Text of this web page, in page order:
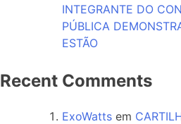
INTEGRANTE DO
PÚBLICA
ESTÃO
Recent Comments
ExoWatts em